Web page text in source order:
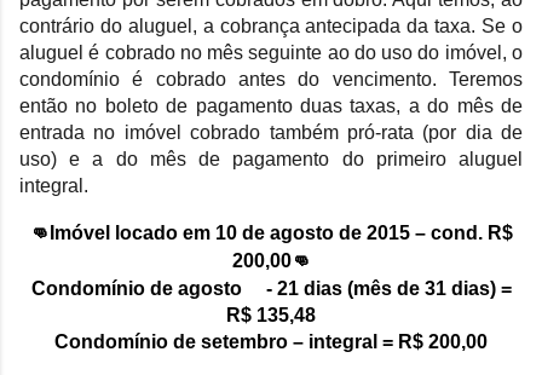
contrário do aluguel, a cobrança antecipada da taxa. Se o
aluguel é cobrado no mês seguinte ao do uso do imóvel, o
condomínio é cobrado antes do vencimento. Teremos
então no boleto de pagamento duas taxas, a do mês de
entrada no imóvel cobrado também pró-rata (por dia de
uso) e a do mês de pagamento do primeiro aluguel
integral.
👊 Imóvel locado em 10 de agosto de 2015 – cond. R$
200,00👊
Condomínio de agosto - 21 dias (mês de 31 dias) =
R$ 135,48
Condomínio de setembro – integral = R$ 200,00